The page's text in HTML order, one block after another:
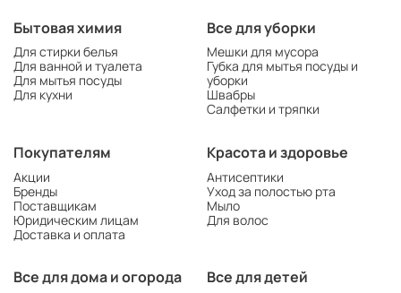
Бытовая химия
Для стирки белья
Для ванной и туалета
Для мытья посуды
Для кухни
Все для уборки
Мешки для мусора
Губка для мытья посуды и
уборки
Швабры
Салфетки и тряпки
Покупателям
Акции
Бренды
Поставщикам
Юридическим лицам
Доставка и оплата
Красота и здоровье
Антисептики
Уход за полостью рта
Мыло
Для волос
Все для дома и огорода Все для детей